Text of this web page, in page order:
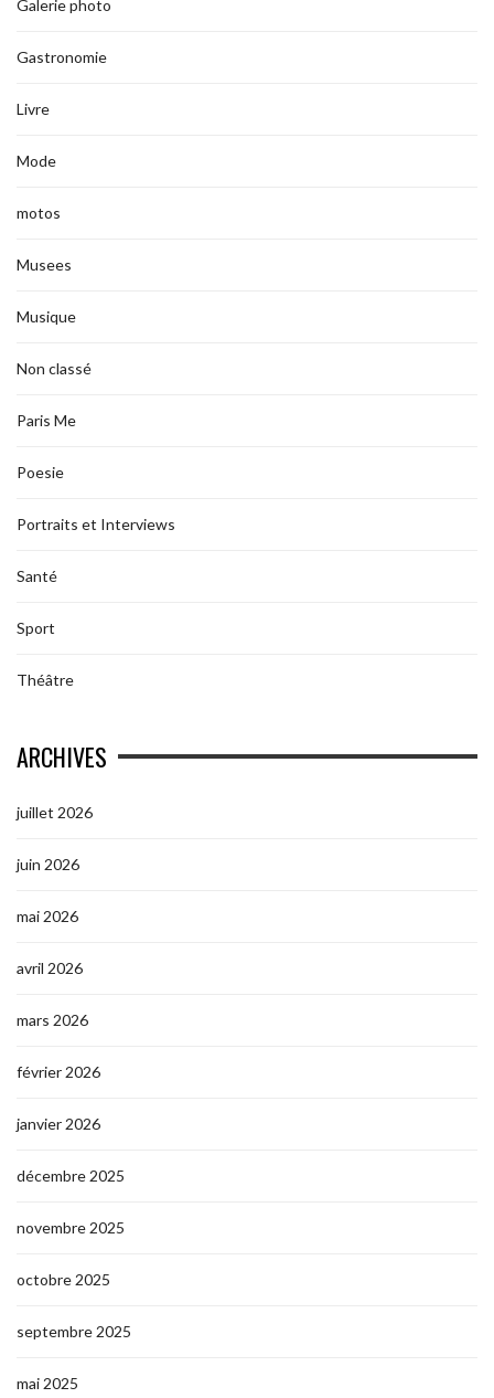
Galerie photo
Gastronomie
Livre
Mode
motos
Musees
Musique
Non classé
Paris Me
Poesie
Portraits et Interviews
Santé
Sport
Théâtre
ARCHIVES
juillet 2026
juin 2026
mai 2026
avril 2026
mars 2026
février 2026
janvier 2026
décembre 2025
novembre 2025
octobre 2025
septembre 2025
mai 2025